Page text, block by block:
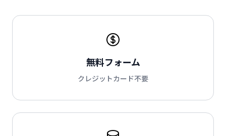
無料フォーム
クレジットカード不要